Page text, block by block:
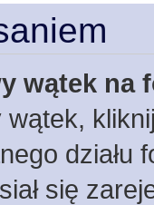
wątek na
działu
się